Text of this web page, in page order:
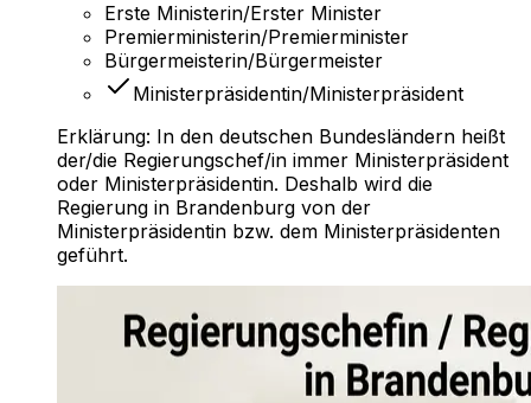
Erste Ministerin/Erster Minister
Premierministerin/Premierminister
Bürgermeisterin/Bürgermeister
Ministerpräsidentin/Ministerpräsident
Erklärung: In den deutschen Bundesländern heißt
der/die Regierungschef/in immer Ministerpräsident
oder Ministerpräsidentin. Deshalb wird die
Regierung in Brandenburg von der
Ministerpräsidentin bzw. dem Ministerpräsidenten
geführt.